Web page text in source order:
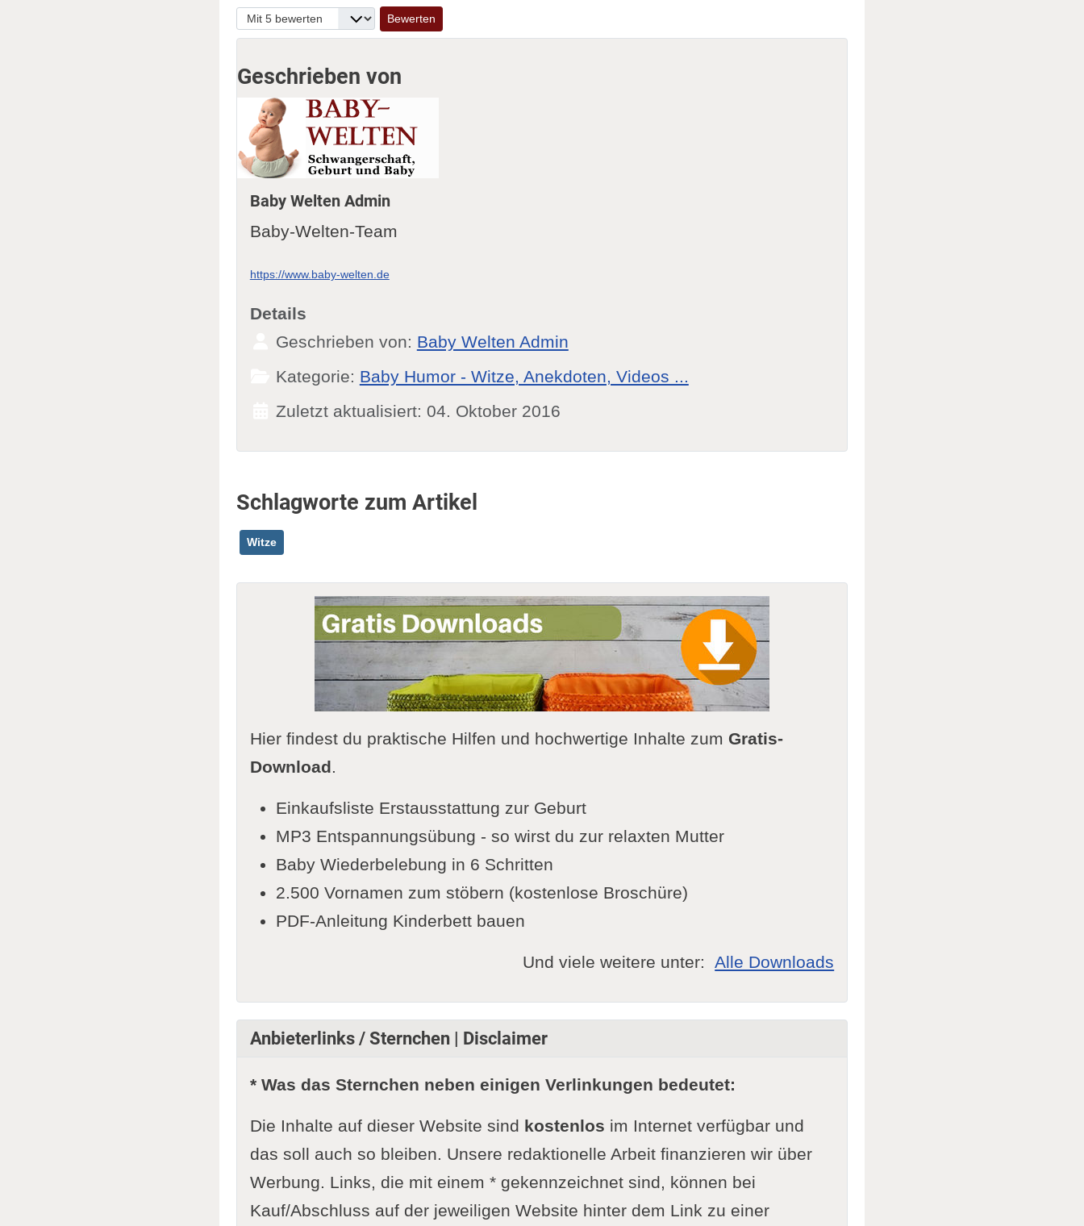
Bitte bewerten
Geschrieben von
Baby Welten Admin
Baby-Welten-Team
https://www.baby-welten.de
Details
Geschrieben von: Baby Welten Admin
Kategorie: Baby Humor - Witze, Anekdoten, Videos ...
Zuletzt aktualisiert: 04. Oktober 2016
Schlagworte zum Artikel
Witze
Hier findest du praktische Hilfen und hochwertige Inhalte zum Gratis-
Download.
Einkaufsliste Erstausstattung zur Geburt
MP3 Entspannungsübung - so wirst du zur relaxten Mutter
Baby Wiederbelebung in 6 Schritten
2.500 Vornamen zum stöbern (kostenlose Broschüre)
PDF-Anleitung Kinderbett bauen
Und viele weitere unter:Alle Downloads
Anbieterlinks / Sternchen | Disclaimer
* Was das Sternchen neben einigen Verlinkungen bedeutet:
Die Inhalte auf dieser Website sind kostenlos im Internet verfügbar und
das soll auch so bleiben. Unsere redaktionelle Arbeit finanzieren wir über
Werbung. Links, die mit einem * gekennzeichnet sind, können bei
Kauf/Abschluss auf der jeweiligen Website hinter dem Link zu einer